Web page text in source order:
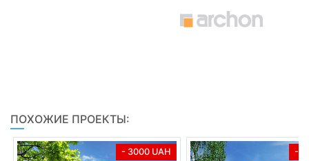
ПОХОЖИЕ ПРОЕКТЫ:
- 3000 UAH -